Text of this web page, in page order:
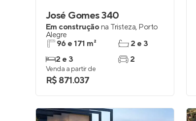
José Gomes 340
Em construçãona Tristeza, Porto
Alegre
96 e 171 m²
2 e 3
2 e 3
2
Venda a partir de
R$ 871.037